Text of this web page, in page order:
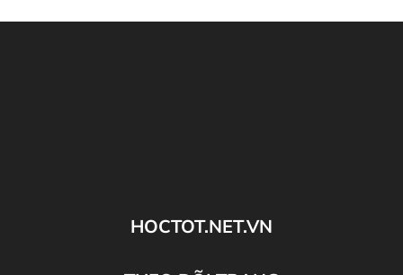
HOCTOT.NET.VN